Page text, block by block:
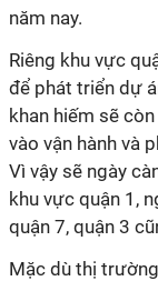
năm nay.
Riêng khu vực
để phát triển dự
khan hiếm sẽ
vào vận hành và
Vì vậy sẽ ngày
khu vực quận 1,
quận 7, quận 3
Mặc dù thị